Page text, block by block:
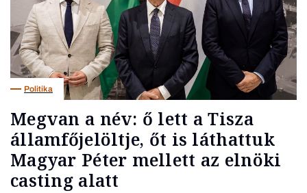
Politika
Megvan a név: ő lett a Tisza
államfőjelöltje, őt is láthattuk
Magyar Péter mellett az elnöki
casting alatt